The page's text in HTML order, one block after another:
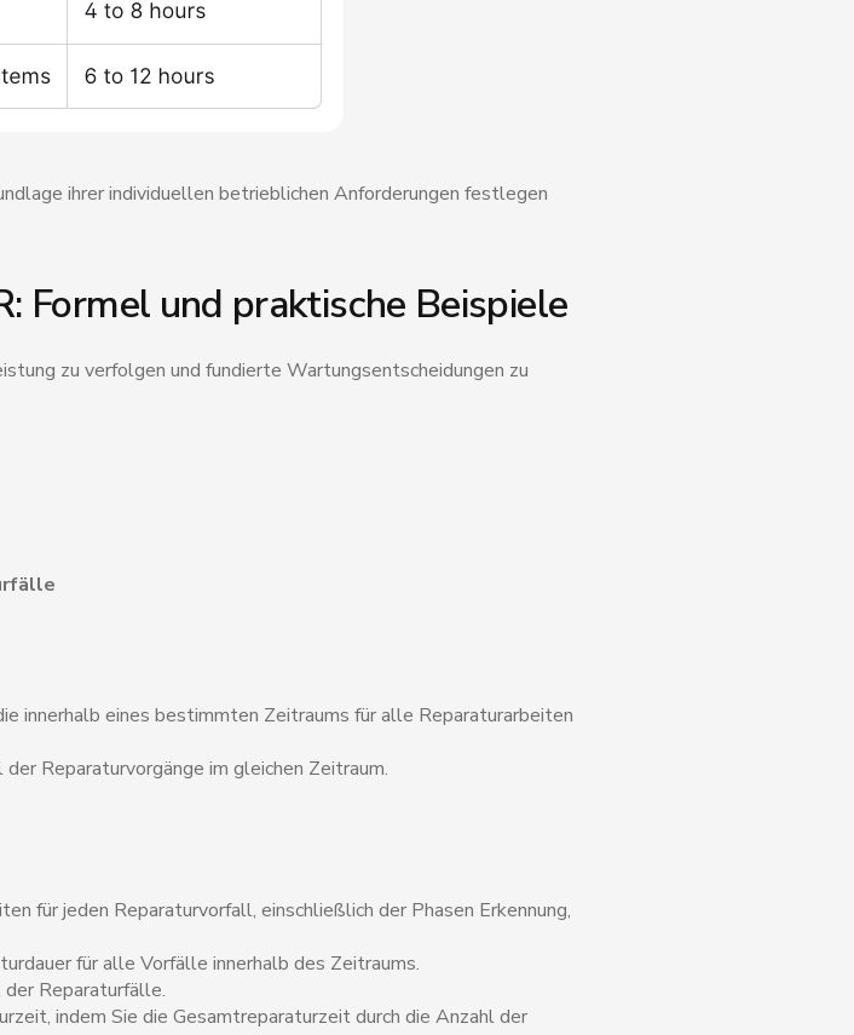
ihrer individuellen betrieblichen Anforderungen festlegen
Formel und praktische Beispiele
zu verfolgen und fundierte Wartungsentscheidungen zu
innerhalb eines bestimmten Zeitraums für alle Reparaturarbeiten
Reparaturvorgänge im gleichen Zeitraum.
für jeden Reparaturvorfall, einschließlich der Phasen Erkennung,
für alle Vorfälle innerhalb des Zeitraums.
Reparaturfälle.
indem Sie die Gesamtreparaturzeit durch die Anzahl der